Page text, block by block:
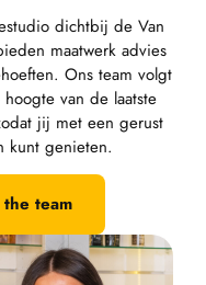
dichtbij de Van
maatwerk advies
Ons team volgt
van de laatste
jij met een gerust
kunt genieten.
team